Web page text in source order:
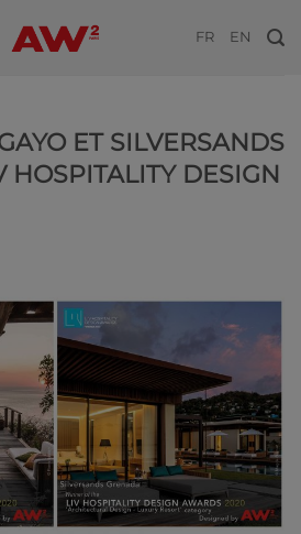
FR EN
ET SILVERSANDS
HOSPITALITY DESIGN